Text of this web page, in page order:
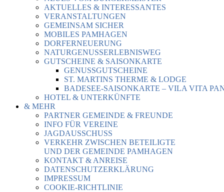
AKTUELLES & INTERESSANTES
VERANSTALTUNGEN
GEMEINSAM SICHER
MOBILES PAMHAGEN
DORFERNEUERUNG
NATURGENUSSERLEBNISWEG
GUTSCHEINE & SAISONKARTE
GENUSSGUTSCHEINE
ST. MARTINS THERME & LODGE
BADESEE-SAISONKARTE – VILA VITA
HOTEL & UNTERKÜNFTE
& MEHR
PARTNER GEMEINDE & FREUNDE
INFO FÜR VEREINE
JAGDAUSSCHUSS
VERKEHR ZWISCHEN BETEILIGTE
UND DER GEMEINDE PAMHAGEN
KONTAKT & ANREISE
DATENSCHUTZERKLÄRUNG
IMPRESSUM
COOKIE-RICHTLINIE